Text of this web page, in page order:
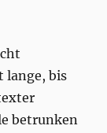
lange, bis
betrunken